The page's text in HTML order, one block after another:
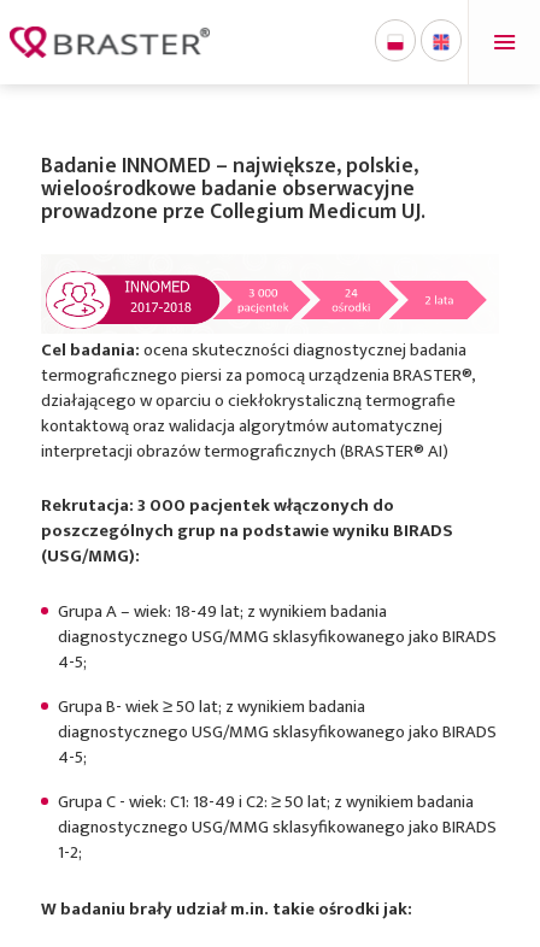
Badanie INNOMED – największe, polskie,
wieloośrodkowe badanie obserwacyjne
prowadzone prze Collegium Medicum UJ.
Cel badania:ocena skuteczności diagnostycznej badania
termograficznego piersi za pomocą urządzenia BRASTER®,
działającego w oparciu o ciekłokrystaliczną termografie
kontaktową oraz walidacja algorytmów automatycznej
interpretacji obrazów termograficznych (BRASTER® AI)
Rekrutacja: 3 000 pacjentek włączonych do
poszczególnych grup na podstawie wyniku BIRADS
(USG/MMG):
Grupa A – wiek: 18-49 lat; z wynikiem badania
diagnostycznego USG/MMG sklasyfikowanego jako BIRADS
4-5;
Grupa B- wiek ≥ 50 lat; z wynikiem badania
diagnostycznego USG/MMG sklasyfikowanego jako BIRADS
4-5;
Grupa C - wiek: C1: 18-49 i C2: ≥ 50 lat; z wynikiem badania
diagnostycznego USG/MMG sklasyfikowanego jako BIRADS
1-2;
W badaniu brały udział m.in. takie ośrodki jak: